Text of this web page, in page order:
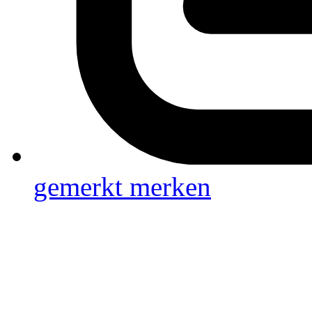
gemerkt merken